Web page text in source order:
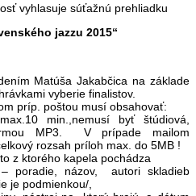
vyhlasuje súťažnú prehliadku
jazzu 2015“
Matúša Jakabčica na základe
vyberie finalistov.
príp. poštou musí obsahovať:
min.,nemusí byť štúdiová,
MP3. V prípade mailom
rozsah príloh max. do 5MB !
z ktorého kapela pochádza
– poradie, názov, autori skladieb
je podmienkou/,